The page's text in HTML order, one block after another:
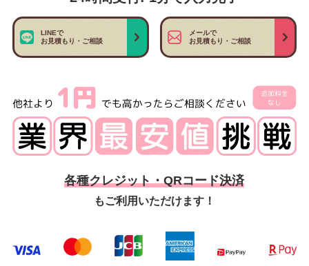
LINEで
お見積もり・ご相談
メールで
お見積もり・ご相談
各種クレジット・QRコード決済
もご利用いただけます！